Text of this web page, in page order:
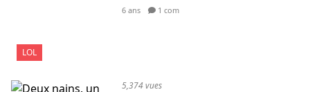
LOL
6 ans 1 com
5,374 vues